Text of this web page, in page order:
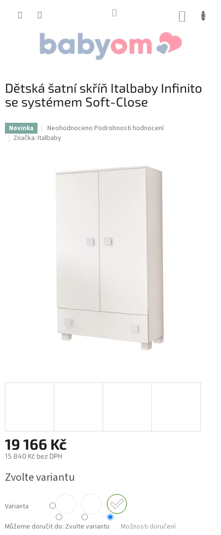
Dětská šatní skříň Italbaby Infinito
se systémem Soft-Close
Novinka
Průměrné
hodnocení
Neohodnoceno Podrobnosti hodnocení
Značka: Italbaby
19 166 Kč
15 840 Kč bez DPH
cena:
Zvolte variantu
Varianta
Můžeme doručit do: Zvolte variantu Možnosti doručení